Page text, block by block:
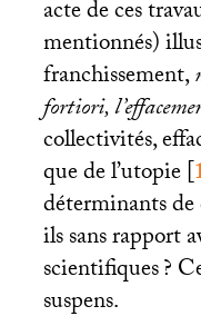
acte de ces
mentionnés)
franchissement,
fortiori,
collectivités,
que de l’utopie[
déterminants
ils sans rapport
scientifiques?
suspens.